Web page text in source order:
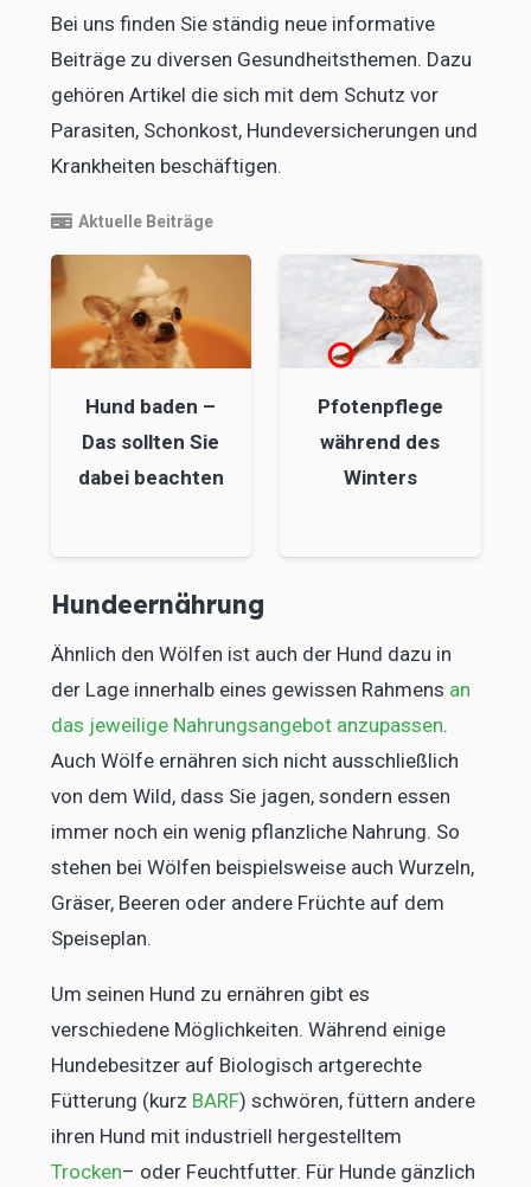
Bei uns finden Sie ständig neue informative
Beiträge zu diversen Gesundheitsthemen. Dazu
gehören Artikel die sich mit dem Schutz vor
Parasiten, Schonkost, Hundeversicherungen und
Krankheiten beschäftigen.
Aktuelle Beiträge
Hund baden –
Das sollten Sie
dabei beachten
Pfotenpflege
während des
Winters
Hundeernährung
Ähnlich den Wölfen ist auch der Hund dazu in
der Lage innerhalb eines gewissen Rahmens an
das jeweilige Nahrungsangebot anzupassen.
Auch Wölfe ernähren sich nicht ausschließlich
von dem Wild, dass Sie jagen, sondern essen
immer noch ein wenig pflanzliche Nahrung. So
stehen bei Wölfen beispielsweise auch Wurzeln,
Gräser, Beeren oder andere Früchte auf dem
Speiseplan.
Um seinen Hund zu ernähren gibt es
verschiedene Möglichkeiten. Während einige
Hundebesitzer auf Biologisch artgerechte
Fütterung (kurz BARF) schwören, füttern andere
ihren Hund mit industriell hergestelltem
Trocken– oder Feuchtfutter. Für Hunde gänzlich